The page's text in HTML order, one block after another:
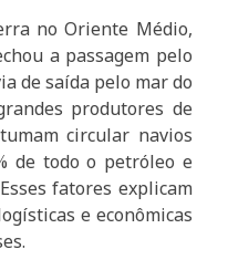
no Oriente Médio,
a passagem pelo
de saída pelo mar do
produtores de
circular navios
de todo o petróleo e
fatores explicam
e econômicas